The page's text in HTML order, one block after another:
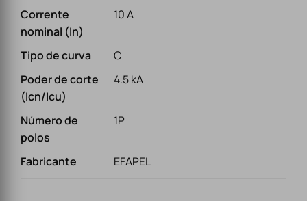
Corrente
nominal (In)
10 A
Tipo de curva
C
Poder de corte
(Icn/Icu)
4.5 kA
Número de
polos
1P
Fabricante EFAPEL